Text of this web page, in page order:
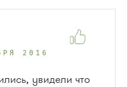
2016
увидели что